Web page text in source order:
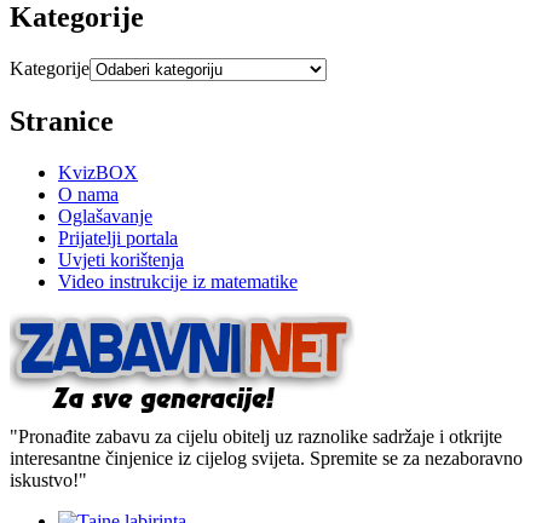
Kategorije
Kategorije
Stranice
KvizBOX
O nama
Oglašavanje
Prijatelji portala
Uvjeti korištenja
Video instrukcije iz matematike
"Pronađite zabavu za cijelu obitelj uz raznolike sadržaje i otkrijte
interesantne činjenice iz cijelog svijeta. Spremite se za nezaboravno
iskustvo!"